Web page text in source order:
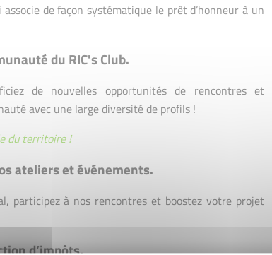
de façon systématique le prêt d’honneur à un
du RIC's Club.
de nouvelles opportunités de rencontres et
avec une large diversité de profils !
du territoire !
ateliers et événements.
participez à nos rencontres et boostez votre projet
d’impôts.